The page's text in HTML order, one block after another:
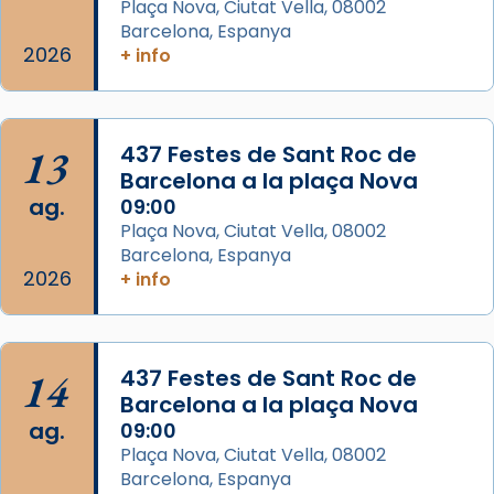
Arquebisbat de Barcelona
2 weeks ago
Aquest dilluns, 27 de juliol, ha tingut lloc la
missa d’acció de gràcies en agraïment al
comitè organitzador de la visita apostòlica
del Sant Pare Lleó XIV a Barcelona, i als
col·laboradors, a la Catedral de Barcelona.
L’arquebisbe de Barcelona, el cardenal Joan
📸 Dr. G. Simón
Photo
View on Facebook · Share
2026
Plaça Nova, Ciutat Vella, 08002
Barcelona, Espanya
+ info
13
ag.
2026
437 Festes de Sant Roc de
Barcelona a la plaça Nova
09:00
Plaça Nova, Ciutat Vella, 08002
Barcelona, Espanya
+ info
14
ag.
437 Festes de Sant Roc de
Barcelona a la plaça Nova
09:00
Plaça Nova, Ciutat Vella, 08002
Barcelona, Espanya